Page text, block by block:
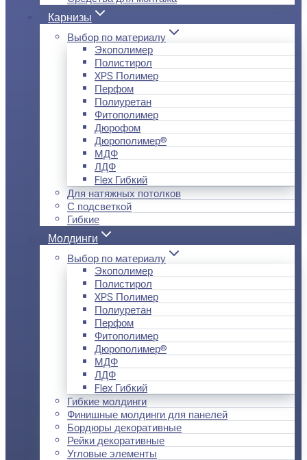
Карнизы
Выбор по материалу
Экополимер
Полистирол
XPS Полимер
Перфом
Полиуретан
Фитополимер
Дюрофом
Дюрополимер®
МДФ
ЛДФ
Flex Гибкий
Для натяжных потолков
С подсветкой
Гибкие
Молдинги
Выбор по материалу
Экополимер
Полистирол
XPS Полимер
Полиуретан
Перфом
Фитополимер
Дюрополимер®
МДФ
ЛДФ
Flex Гибкий
Гибкие молдинги
Финишные молдинги для панелей
Бордюры декоративные
Рейки декоративные
Угловые элементы